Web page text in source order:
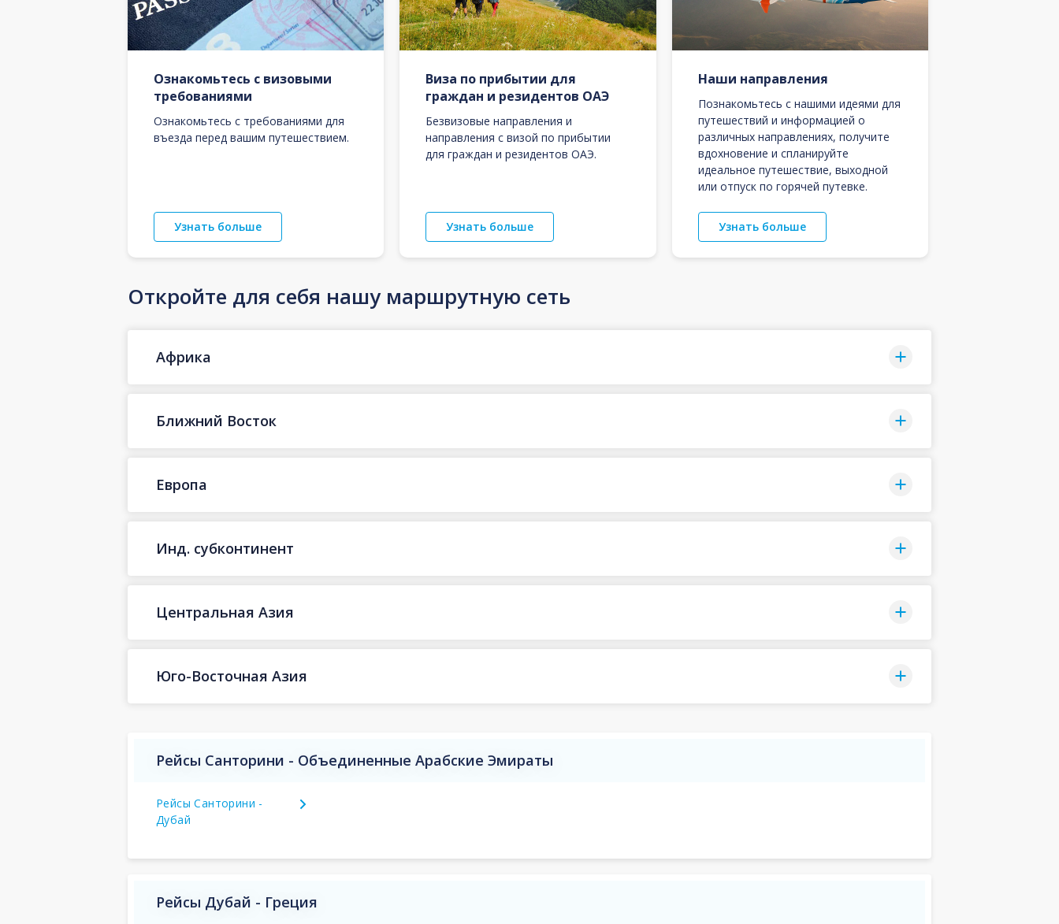
Ознакомьтесь с визовыми
требованиями
Ознакомьтесь с требованиями для
въезда перед вашим путешествием.
Узнать больше
Виза по прибытии для
граждан и резидентов ОАЭ
Безвизовые направления и
направления с визой по прибытии
для граждан и резидентов ОАЭ.
Узнать больше
Наши направления
Познакомьтесь с нашими идеями для
путешествий и информацией о
различных направлениях, получите
вдохновение и спланируйте
идеальное путешествие, выходной
или отпуск по горячей путевке.
Узнать больше
Откройте для себя нашу маршрутную сеть
Африка
Ближний Восток
Европа
Инд. субконтинент
Центральная Азия
Юго-Восточная Азия
Рейсы Санторини - Объединенные Арабские Эмираты
Рейсы Санторини -
Дубай
Рейсы Дубай - Греция